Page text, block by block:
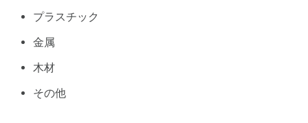
プラスチック
金属
木材
その他